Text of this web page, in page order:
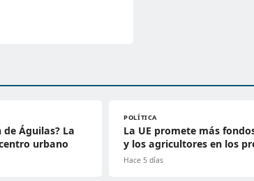
Águilas? La
urbano
POLÍTICA
La UE promete más
y los agricultores en los
Hace 5 días